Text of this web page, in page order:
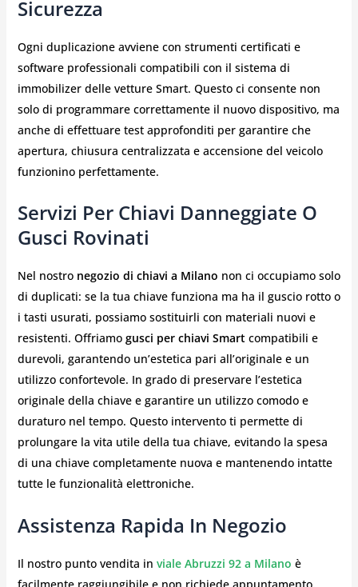
Sicurezza
Ogni duplicazione avviene con strumenti certificati e
software professionali compatibili con il sistema di
immobilizer delle vetture Smart. Questo ci consente non
solo di programmare correttamente il nuovo dispositivo, ma
anche di effettuare test approfonditi per garantire che
apertura, chiusura centralizzata e accensione del veicolo
funzionino perfettamente.
Servizi Per Chiavi Danneggiate O
Gusci Rovinati
Nel nostro negozio di chiavi a Milano non ci occupiamo solo
di duplicati: se la tua chiave funziona ma ha il guscio rotto o
i tasti usurati, possiamo sostituirli con materiali nuovi e
resistenti. Offriamo gusci per chiavi Smartcompatibili e
durevoli, garantendo un’estetica pari all’originale e un
utilizzo confortevole. In grado di preservare l’estetica
originale della chiave e garantire un utilizzo comodo e
duraturo nel tempo. Questo intervento ti permette di
prolungare la vita utile della tua chiave, evitando la spesa
di una chiave completamente nuova e mantenendo intatte
tutte le funzionalità elettroniche.
Assistenza Rapida In Negozio
Il nostro punto vendita in viale Abruzzi 92 a Milano è